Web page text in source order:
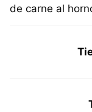
de carne al